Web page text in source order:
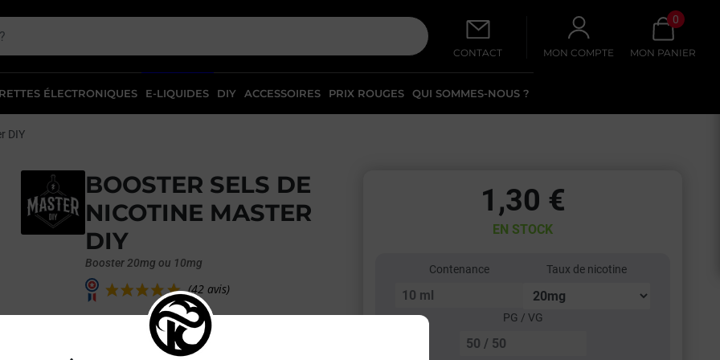
CONTACT
ÉLECTRONIQUES E-LIQUIDES DIY ACCESSOIRES PRIX ROUGES QUI SOMMES-NOUS ?
MON COMPTE
0
MON PANIER
DIY
BOOSTER SELS DE
NICOTINE MASTER
DIY
Booster 20mg ou 10mg
propose un booster aux sels de nicotine
exemplaire ! Grâce à cette petite fiole de 10ml, les
1,30 €
EN STOCK
Contenance Taux de nicotine
PG / VG